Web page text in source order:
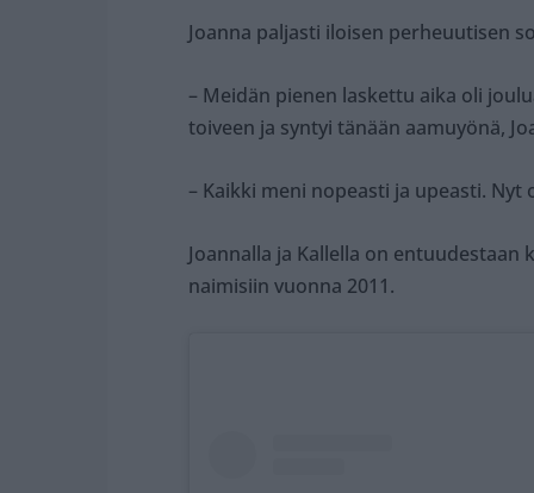
Joanna paljasti iloisen perheuutisen
– Meidän pienen laskettu aika oli
toiveen ja syntyi tänään aamuyönä,
– Kaikki meni nopeasti ja upeasti. Nyt
Joannalla ja Kallella on
naimisiin vuonna 2011.